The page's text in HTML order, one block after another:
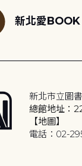
新北愛BOOK
新北市立圖
總館地址：
【地圖】
電話：02-